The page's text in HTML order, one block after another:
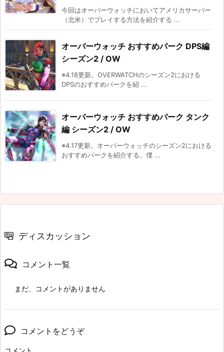
今回はオーバーウォッチにおいてアメリカサーバー
（北米）でプレイする方法を紹介する ...
オーバーウォッチ おすすめパーク DPS編
シーズン2 / OW
※4.18更新。OVERWATCHのシーズン2における
DPSのおすすめパークを紹 ...
オーバーウォッチ おすすめパーク タンク
編 シーズン2 / OW
※4.17更新。オーバーウォッチのシーズン2における
おすすめパークを紹介する。僕 ...
ディスカッション
コメント一覧
まだ、コメントがありません
コメントをどうぞ